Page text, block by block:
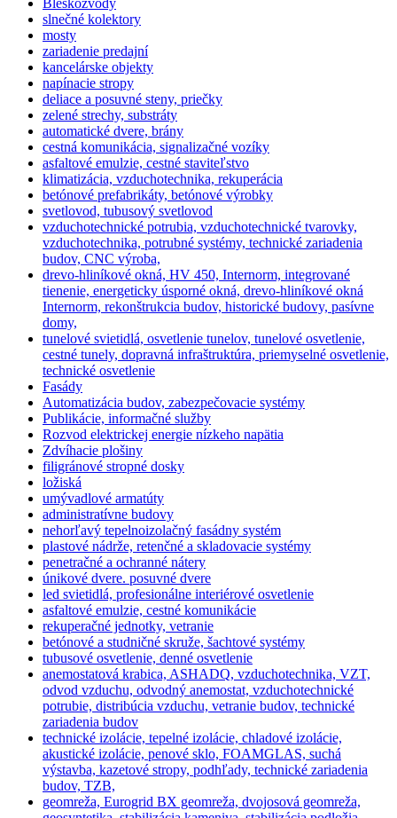
slnečné kolektory
mosty
zariadenie predajní
kancelárske objekty
napínacie stropy
deliace a posuvné steny, priečky
zelené strechy, substráty
automatické dvere, brány
cestná komunikácia, signalizačné vozíky
asfaltové emulzie, cestné staviteľstvo
klimatizácia, vzduchotechnika, rekuperácia
betónové prefabrikáty, betónové výrobky
svetlovod, tubusový svetlovod
vzduchotechnické potrubia, vzduchotechnické tvarovky,
vzduchotechnika, potrubné systémy, technické zariadenia
budov, CNC výroba,
drevo-hliníkové okná, HV 450, Internorm, integrované
tienenie, energeticky úsporné okná, drevo-hliníkové okná
Internorm, rekonštrukcia budov, historické budovy, pasívne
domy,
tunelové svietidlá, osvetlenie tunelov, tunelové osvetlenie,
cestné tunely, dopravná infraštruktúra, priemyselné osvetlenie,
technické osvetlenie
Fasády
Automatizácia budov, zabezpečovacie systémy
Publikácie, informačné služby
Rozvod elektrickej energie nízkeho napätia
Zdvíhacie plošiny
filigránové stropné dosky
ložiská
umývadlové armatúty
administratívne budovy
nehorľavý tepelnoizolačný fasádny systém
plastové nádrže, retenčné a skladovacie systémy
penetračné a ochranné nátery
únikové dvere. posuvné dvere
led svietidlá, profesionálne interiérové osvetlenie
asfaltové emulzie, cestné komunikácie
rekuperačné jednotky, vetranie
betónové a studničné skruže, šachtové systémy
tubusové osvetlenie, denné osvetlenie
anemostatová krabica, ASHADQ, vzduchotechnika, VZT,
odvod vzduchu, odvodný anemostat, vzduchotechnické
potrubie, distribúcia vzduchu, vetranie budov, technické
zariadenia budov
technické izolácie, tepelné izolácie, chladové izolácie,
akustické izolácie, penové sklo, FOAMGLAS, suchá
výstavba, kazetové stropy, podhľady, technické zariadenia
budov, TZB,
geomreža, Eurogrid BX geomreža, dvojosová geomreža,